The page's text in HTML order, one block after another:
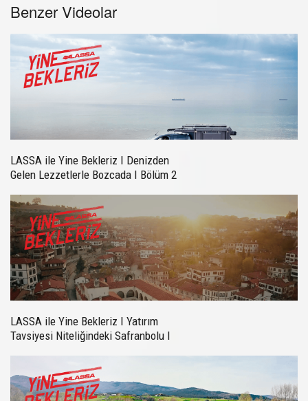
Benzer Videolar
LASSA ile Yine Bekleriz I Denizden
Gelen Lezzetlerle Bozcada I Bölüm 2
LASSA ile Yine Bekleriz I Yatırım
Tavsiyesi Niteliğindeki Safranbolu I